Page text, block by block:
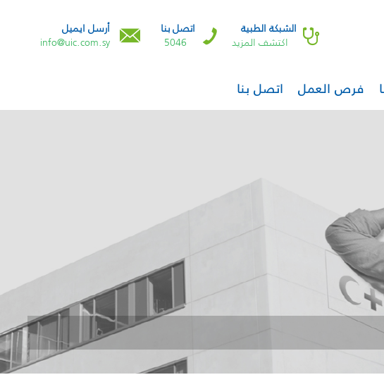
أرسل ايميل
info@uic.com.sy
اتصل بنا
5046
الشبكة الطبية
اكتشف المزيد
فرص العمل اتصل بنا